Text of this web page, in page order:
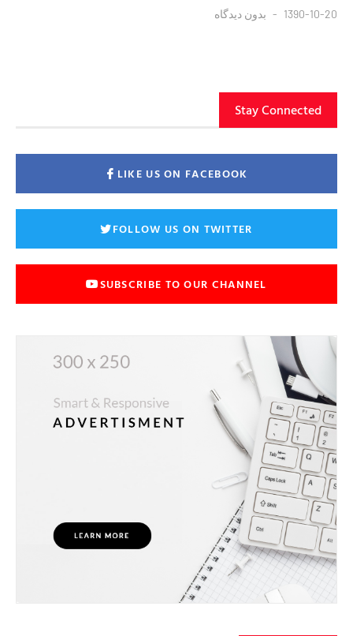
1390-10-20 بدون دیدگاه
Stay Connected
LIKE US ON FACEBOOK
FOLLOW US ON TWITTER
SUBSCRIBE TO OUR CHANNEL